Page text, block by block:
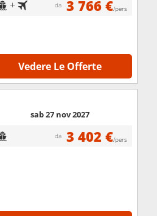
+ da 3 766 €/pers
Vedere Le Offerte
sab 27 nov 2027
da 3 402 €/pers